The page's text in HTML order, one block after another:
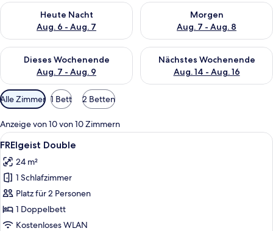
Heute Nacht
Aug. 6 - Aug. 7
Überprüfe die Verfügbarkeit für heute Nacht, Aug. 6 - Aug. 7.
Morgen
Aug. 7 - Aug. 8
Überprüfe die Verfügbarkeit
Dieses Wochenende
Aug. 7 - Aug. 9
Überprüfe die Verfügbarkeit für dieses Wochenende, Aug. 7
Nächstes Wochenende
Aug. 14 - Aug. 16
Überprüfe die Verfügbarkeit
Verfügbare
Filter
für
Zimmer
Alle Zimmer 1 Bett 2 Betten
Anzeige von 10 von 10 Zimmern
Alle
Fotos
für
FREIgeist
Double
anzeigen
Ein Hotelzimmer mit Bett, Sessel,
6
FREIgeist Double
24 m²
1 Schlafzimmer
Platz für 2 Personen
1 Doppelbett
Kostenloses WLAN